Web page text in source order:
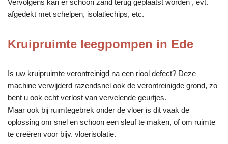
afgedekt met schelpen, isolatiechips, etc.
Kruipruimte leegpompen in Ede
Is uw kruipruimte verontreinigd na een riool defect? Deze
machine verwijderd razendsnel ook de verontreinigde grond, zo
bent u ook echt verlost van vervelende geurtjes.
Maar ook bij ruimtegebrek onder de vloer is dit vaak de
oplossing om snel en schoon een sleuf te maken, of om ruimte
te creëren voor bijv. vloerisolatie.